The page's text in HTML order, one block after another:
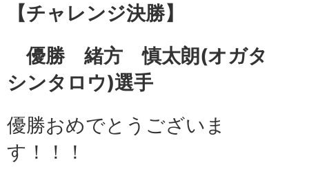
【チャレンジ決勝】
優勝 緒方 慎太朗(オガタ
シンタロウ)選手
優勝おめでとうございま
す！！！